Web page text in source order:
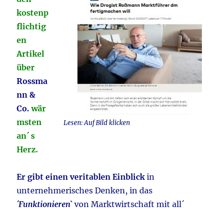
Lesen: Auf Bild klicken
kostenp
flichtig
en
Artikel
über
Rossma
nn &
Co. wär
msten
an´ s
Herz.
Er gibt einen veritablen Einblickin
unternehmerisches Denken, in das
´Funktionieren` von Marktwirtschaft mit all´